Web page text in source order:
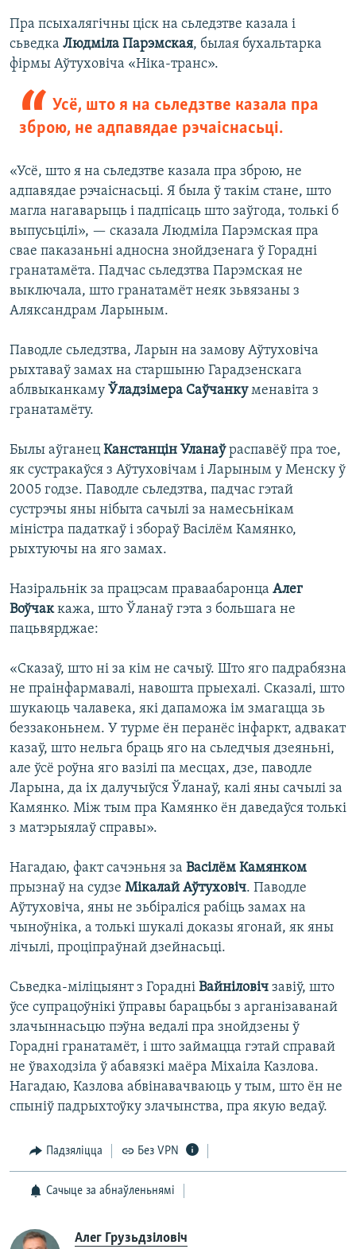
Пра псыхалягічны ціск на сьледзтве казала і
сьведка Людміла Парэмская, былая бухальтарка
фірмы Аўтуховіча «Ніка-транс».
Усё, што я на сьледзтве казала пра
зброю, не адпавядае рэчаіснасьці.
«Усё, што я на сьледзтве казала пра зброю, не
адпавядае рэчаіснасьці. Я была ў такім стане, што
магла нагаварыць і падпісаць што заўгода, толькі б
выпусьцілі», — сказала Людміла Парэмская пра
свае паказаньні адносна знойдзенага ў Горадні
гранатамёта. Падчас сьледзтва Парэмская не
выключала, што гранатамёт неяк зьвязаны з
Аляксандрам Ларыным.
Паводле сьледзтва, Ларын на замову Аўтуховіча
рыхтаваў замах на старшыню Гарадзенскага
аблвыканкаму Ўладзімера Саўчанкуменавіта з
гранатамёту.
Былы аўганец Канстанцін Уланаўраспавёў пра тое,
як сустракаўся з Аўтуховічам і Ларыным у Менску ў
2005 годзе. Паводле сьледзтва, падчас гэтай
сустрэчы яны нібыта сачылі за намесьнікам
міністра падаткаў і збораў Васілём Камянко,
рыхтуючы на яго замах.
Назіральнік за працэсам праваабаронца Алег
Воўчаккажа, што Ўланаў гэта з большага не
пацьвярджае:
«Сказаў, што ні за кім не сачыў. Што яго падрабязна
не праінфармавалі, навошта прыехалі. Сказалі, што
шукаюць чалавека, які дапаможа ім змагацца зь
беззаконьнем. У турме ён перанёс інфаркт, адвакат
казаў, што нельга браць яго на сьледчыя дзеяньні,
але ўсё роўна яго вазілі па месцах, дзе, паводле
Ларына, да іх далучыўся Ўланаў, калі яны сачылі за
Камянко. Між тым пра Камянко ён даведаўся толькі
з матэрыялаў справы».
Нагадаю, факт сачэньня за Васілём Камянком
прызнаў на судзе Мікалай Аўтуховіч. Паводле
Аўтуховіча, яны не зьбіраліся рабіць замах на
чыноўніка, а толькі шукалі доказы ягонай, як яны
лічылі, проціпраўнай дзейнасьці.
Сьведка-міліцыянт з Горадні Вайніловіч завіў, што
ўсе супрацоўнікі ўправы барацьбы з арганізаванай
злачыннасьцю пэўна ведалі пра знойдзены ў
Горадні гранатамёт, і што займацца гэтай справай
не ўваходзіла ў абавязкі маёра Міхаіла Казлова.
Нагадаю, Казлова абвінавачваюць у тым, што ён не
спыніў падрыхтоўку злачынства, пра якую ведаў.
Падзяліцца Без VPN
Сачыце за абнаўленьнямі
Алег Грузьдзіловіч